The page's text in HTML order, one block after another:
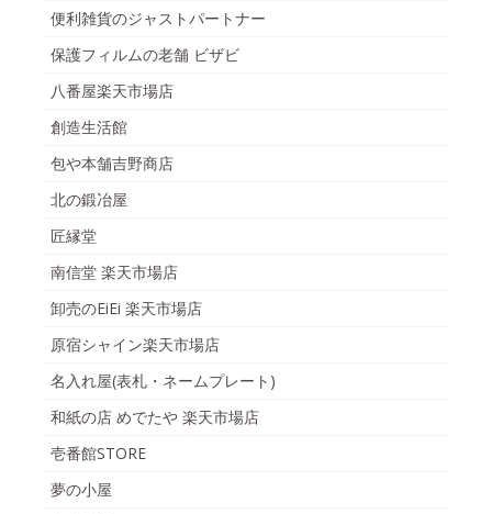
便利雑貨のジャストパートナー
保護フィルムの老舗 ビザビ
八番屋楽天市場店
創造生活館
包や本舗吉野商店
北の鍛冶屋
匠縁堂
南信堂 楽天市場店
卸売のEiEi 楽天市場店
原宿シャイン楽天市場店
名入れ屋(表札・ネームプレート)
和紙の店 めでたや 楽天市場店
壱番館STORE
夢の小屋